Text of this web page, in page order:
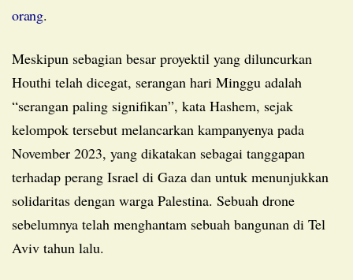
orang.
Meskipun sebagian besar proyektil yang diluncurkan
Houthi telah dicegat, serangan hari Minggu adalah
“serangan paling signifikan”, kata Hashem, sejak
kelompok tersebut melancarkan kampanyenya pada
November 2023, yang dikatakan sebagai tanggapan
terhadap perang Israel di Gaza dan untuk menunjukkan
solidaritas dengan warga Palestina. Sebuah drone
sebelumnya telah menghantam sebuah bangunan di Tel
Aviv tahun lalu.